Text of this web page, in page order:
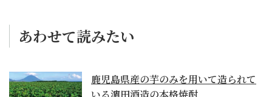
あわせて読みたい
鹿児島県産の芋のみを用いて造られて